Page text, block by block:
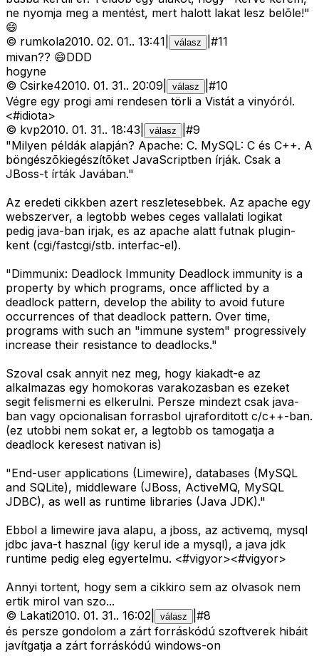
ne nyomja meg a mentést, mert halott lakat lesz belõle!"
😄
© rumkola2010. 02. 01.. 13:41 válasz #11
mivan?? 😄DDD
hogyne
© Csirke42010. 01. 31.. 20:09 válasz #10
Végre egy progi ami rendesen törli a Vistát a vinyóról.
<#idiota>
© kvp2010. 01. 31.. 18:43 válasz #9
"Milyen példák alapján? Apache: C. MySQL: C és C++. A
böngészõkiegészítõket JavaScriptben írják. Csak a
JBoss-t írták Javában."
Az eredeti cikkben azert reszletesebbek. Az apache egy
webszerver, a legtobb webes ceges vallalati logikat
pedig java-ban irjak, es az apache alatt futnak plugin-
kent (cgi/fastcgi/stb. interfac-el).
"Dimmunix: Deadlock Immunity Deadlock immunity is a
property by which programs, once afflicted by a
deadlock pattern, develop the ability to avoid future
occurrences of that deadlock pattern. Over time,
programs with such an "immune system" progressively
increase their resistance to deadlocks."
Szoval csak annyit nez meg, hogy kiakadt-e az
alkalmazas egy homokoras varakozasban es ezeket
segit felismerni es elkerulni. Persze mindezt csak java-
ban vagy opcionalisan forrasbol ujraforditott c/c++-ban.
(ez utobbi nem sokat er, a legtobb os tamogatja a
deadlock keresest nativan is)
"End-user applications (Limewire), databases (MySQL
and SQLite), middleware (JBoss, ActiveMQ, MySQL
JDBC), as well as runtime libraries (Java JDK)."
Ebbol a limewire java alapu, a jboss, az activemq, mysql
jdbc java-t hasznal (igy kerul ide a mysql), a java jdk
runtime pedig eleg egyertelmu. <#vigyor><#vigyor>
Annyi tortent, hogy sem a cikkiro sem az olvasok nem
ertik mirol van szo...
© Lakati2010. 01. 31.. 16:02 válasz #8
és persze gondolom a zárt forráskódú szoftverek hibáit
javítgatja a zárt forráskódú windows-on